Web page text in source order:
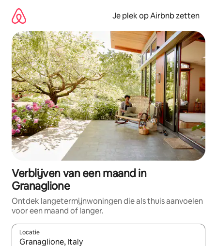
direct
naar
inhoud
Je plek op Airbnb zetten
Verblijven van een maand in
Granaglione
Ontdek langetermijnwoningen die als thuis aanvoelen
voor een maand of langer.
Locatie
Wanneer er resultaten beschikbaar zijn, maak je een keuze